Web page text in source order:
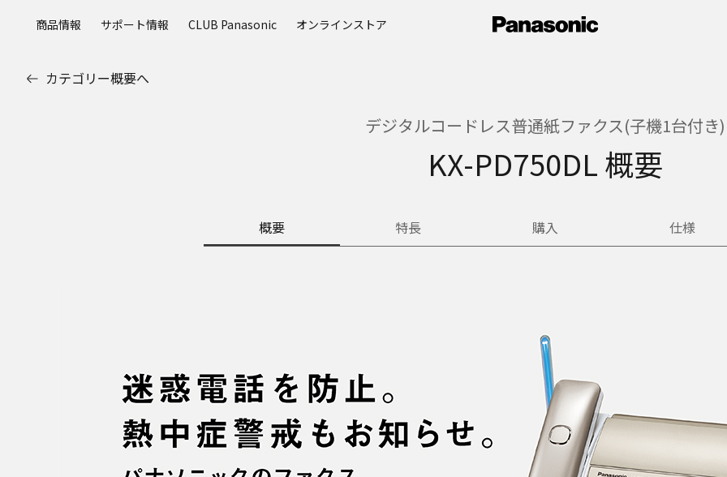
商品情報 サポート情報 CLUB Panasonic オンラインストア
カテゴリー概要へ
デジタルコードレス普通紙ファクス(子機1台付き)
KX-PD750DL 概要
概要 特長 購入 仕様